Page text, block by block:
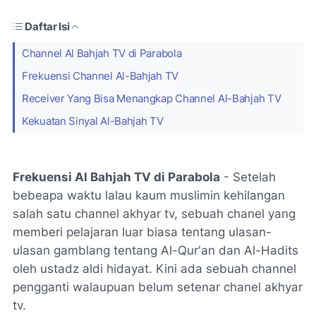
Daftar Isi
Channel Al Bahjah TV di Parabola
Frekuensi Channel Al-Bahjah TV
Receiver Yang Bisa Menangkap Channel Al-Bahjah TV
Kekuatan Sinyal Al-Bahjah TV
Frekuensi Al Bahjah TV di Parabola - Setelah
bebeapa waktu lalau kaum muslimin kehilangan
salah satu channel akhyar tv, sebuah chanel yang
memberi pelajaran luar biasa tentang ulasan-
ulasan gamblang tentang Al-Qur'an dan Al-Hadits
oleh ustadz aldi hidayat. Kini ada sebuah channel
pengganti walaupuan belum setenar chanel akhyar
tv.